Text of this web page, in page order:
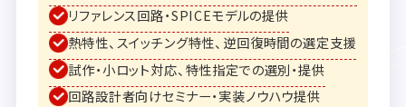
リファレンス回路・SPICEモデルの提供
熱特性、スイッチング特性、逆回復時間の選定支援
試作・小ロット対応、特性指定での選別・提供
回路設計者向けセミナー・実装ノウハウ提供